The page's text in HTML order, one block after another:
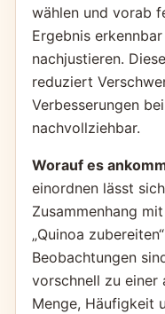
wählen und vorab
Ergebnis
nachjustieren.
reduziert
Verbesserungen
nachvollziehbar.
Worauf es
einordnen lässt
Zusammenhang
„Quinoa
Beobachtungen
vorschnell zu einer
Menge, Häufigkeit